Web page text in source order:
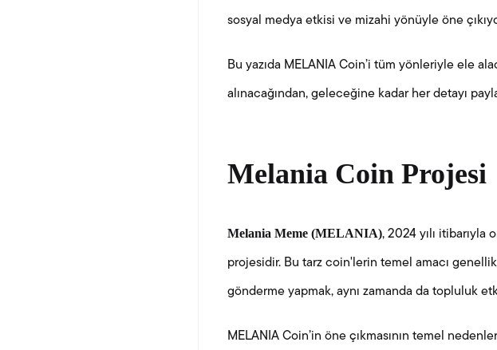
sosyal medya etkisi ve mizahi yönüyle öne
Bu yazıda MELANIA Coin’i tüm yönleriyle ele
alınacağından, geleceğine kadar her detayı
Melania Coin Projesi
Melania Meme (MELANIA), 2024 yılı itibarıyla
projesidir. Bu tarz coin'lerin temel amacı
gönderme yapmak, aynı zamanda da topluluk
MELANIA Coin’in öne çıkmasının temel